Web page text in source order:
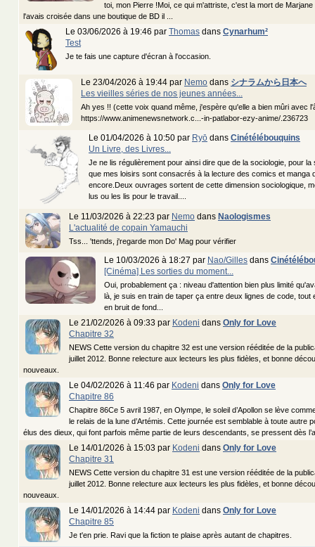
toi, mon Pierre !Moi, ce qui m'attriste, c'est la mort de
l'avais croisée dans une boutique de BD il ...
Le 03/06/2026 à 19:46 par Thomas dans Cynarhum²
Test
Je te fais une capture d'écran à l'occasion.
Le 23/04/2026 à 19:44 par Nemo dans シナラムから日本へ
Les vieilles séries de nos jeunes années...
Ah yes !! (cette voix quand même, j'espère qu'elle a bien mûri avec
https://www.animenewsnetwork.c...-in-patlabor-ezy-anime/.236723
Le 01/04/2026 à 10:50 par Ryō dans Cinétélébouquins
Un Livre, des Livres...
Je ne lis régulièrement pour ainsi dire que de la sociologie, pour la
que mes loisirs sont consacrés à la lecture des comics et manga
encore.Deux ouvrages sortent de cette dimension sociologique,
lus ou les lis pour le travail....
Le 11/03/2026 à 22:23 par Nemo dans Naologismes
L'actualité de copain Yamauchi
Tss... 'ttends, j'regarde mon Do' Mag pour vérifier
Le 10/03/2026 à 18:27 par Nao/Gilles dans
[Cinéma] Les sorties du moment...
Oui, probablement ça : niveau d'attention bien plus limité
là, je suis en train de taper ça entre deux lignes de code, tout
en bruit de fond...
Le 21/02/2026 à 09:33 par Kodeni dans Only for Love
Chapitre 32
NEWS Cette version du chapitre 32 est une version rééditée de la
juillet 2012. Bonne relecture aux lecteurs les plus fidèles, et bonne
nouveaux.
Le 04/02/2026 à 11:46 par Kodeni dans Only for Love
Chapitre 86
Chapitre 86Ce 5 avril 1987, en Olympe, le soleil d’Apollon se lève
le relais de la lune d’Artémis. Cette journée est semblable à toute autre
élus des dieux, qui font parfois même partie de leurs descendants, se pressent dès
Le 14/01/2026 à 15:03 par Kodeni dans Only for Love
Chapitre 31
NEWS Cette version du chapitre 31 est une version rééditée de la
juillet 2012. Bonne relecture aux lecteurs les plus fidèles, et bonne
nouveaux.
Le 14/01/2026 à 14:44 par Kodeni dans Only for Love
Chapitre 85
Je t'en prie. Ravi que la fiction te plaise après autant de chapitres.